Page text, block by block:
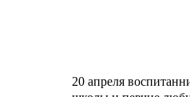
20 апреля